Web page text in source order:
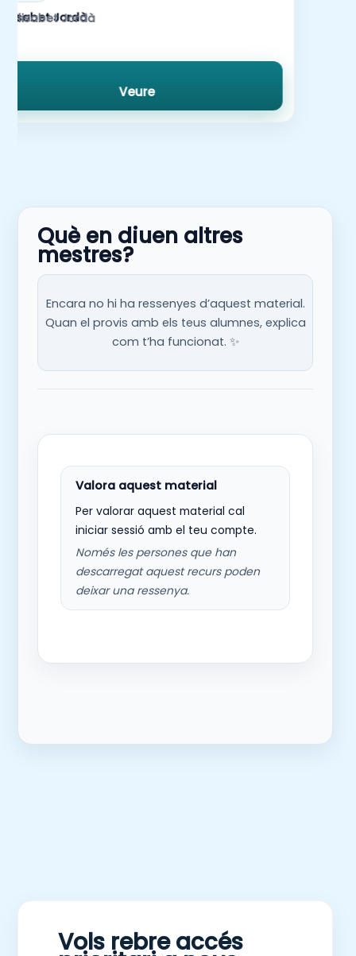
Elisabet Jordà
Veure
Què en diuen altres
mestres?
Encara no hi ha ressenyes d’aquest material.
Quan el provis amb els teus alumnes, explica
com t’ha funcionat. ✨
Per valorar aquest material cal
iniciar sessió amb el teu compte.
Només les persones que han
descarregat aquest recurs poden
deixar una ressenya.
Vols rebre accés